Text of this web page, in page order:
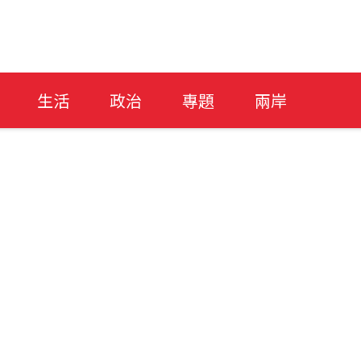
生活 政治 專題 兩岸